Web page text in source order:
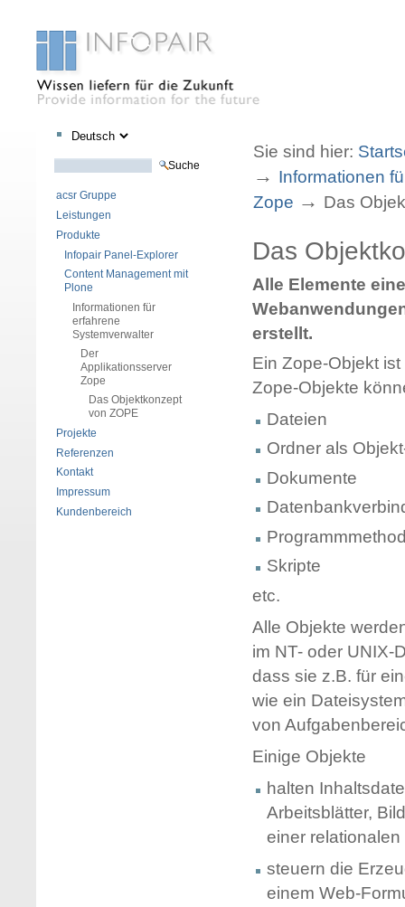
Werkzeuge
acsr Gruppe
Leistungen
Produkte
Infopair Panel-Explorer
Content Management mit
Plone
Informationen für
erfahrene
Systemverwalter
Der
Applikationsserver
Zope
Das Objektkonzept
von ZOPE
Projekte
Referenzen
Kontakt
Impressum
Kundenbereich
Sie sind hier:
→ Informationen
Zope → Das
Das
Alle Elemente
erstellt.
Ein Zope-Objekt
Zope-Objekte
Dateien
Ordner als
Dokumente
Skripte
etc.
Alle Objekte
im NT- oder UNIX-
dass sie z.B. für
wie ein
von
Einige Objekte
halten
Arbeitsblätter,
einer
steuern die
einem Web-